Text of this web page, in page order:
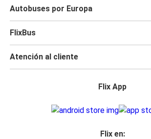
Autobuses por Europa
FlixBus
Atención al cliente
Flix App
Flix en: